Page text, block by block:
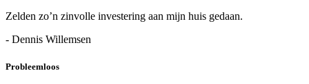
Zelden zo’n zinvolle investering aan mijn huis gedaan.
- Dennis Willemsen
Probleemloos